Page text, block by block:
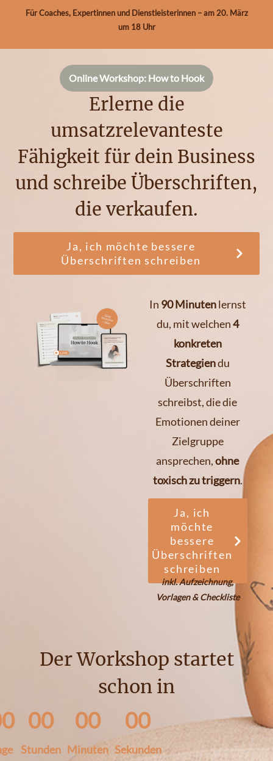
Für Coaches, Expertinnen und Dienstleisterinnen – am 20. März
um 18 Uhr
Online Workshop: How to Hook
Erlerne die
umsatzrelevanteste
Fähigkeit für dein Business
und schreibe Überschriften,
die verkaufen.
Ja, ich möchte bessere
Überschriften schreiben
In 90 Minutenlernst
du, mit welchen4
konkreten
Strategiendu
Überschriften
schreibst, die die
Emotionen deiner
Zielgruppe
ansprechen,ohne
toxisch zu triggern.
Ja, ich
möchte
bessere
Überschriften
schreiben
inkl. Aufzeichnung,
Vorlagen & Checkliste
Der Workshop startet
schon in
00
Stunden
00
Minuten
00
Sekunden